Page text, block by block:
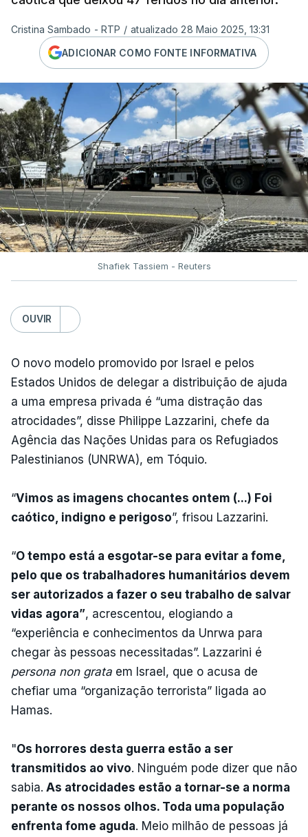
Cristina Sambado - RTP / atualizado 28 Maio 2025, 13:31
ADICIONAR COMO FONTE INFORMATIVA
Shafiek Tassiem - Reuters
OUVIR
O novo modelo promovido por Israel e pelos
Estados Unidos de delegar a distribuição de ajuda
a uma empresa privada é “uma distração das
atrocidades”, disse Philippe Lazzarini, chefe da
Agência das Nações Unidas para os Refugiados
Palestinianos (UNRWA), em Tóquio.
“Vimos as imagens chocantes ontem (...) Foi
caótico, indigno e perigoso”, frisou Lazzarini.
“O tempo está a esgotar-se para evitar a fome,
pelo que os trabalhadores humanitários devem
ser autorizados a fazer o seu trabalho de salvar
vidas agora”, acrescentou, elogiando a
“experiência e conhecimentos da Unrwa para
chegar às pessoas necessitadas”. Lazzarini é
persona non grata em Israel, que o acusa de
chefiar uma “organização terrorista” ligada ao
Hamas.
"Os horrores desta guerra estão a ser
transmitidos ao vivo. Ninguém pode dizer que não
sabia. As atrocidades estão a tornar-se a norma
perante os nossos olhos. Toda uma população
enfrenta fome aguda. Meio milhão de pessoas já